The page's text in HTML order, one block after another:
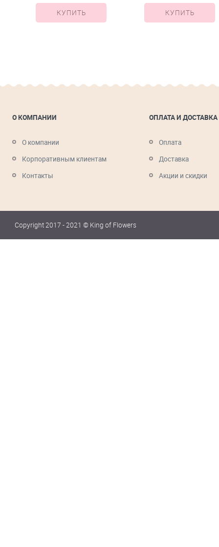
КУПИТЬ КУПИТЬ
О КОМПАНИИ
О компании
Корпоративным клиентам
Контакты
ОПЛАТА И ДОСТАВКА
Оплата
Доставка
Акции и скидки
Copyright 2017 - 2021 © King of Flowers